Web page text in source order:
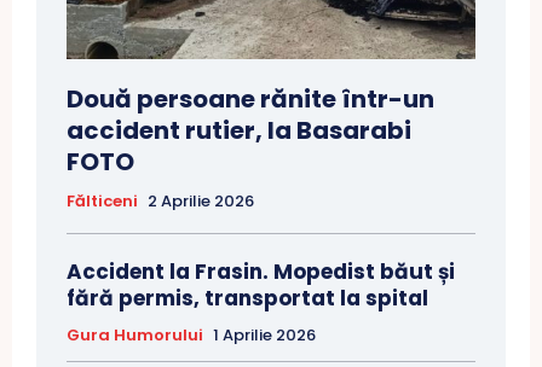
Două persoane rănite într-un
accident rutier, la Basarabi
FOTO
Fălticeni 2 Aprilie 2026
Accident la Frasin. Mopedist băut și
fără permis, transportat la spital
Gura Humorului 1 Aprilie 2026